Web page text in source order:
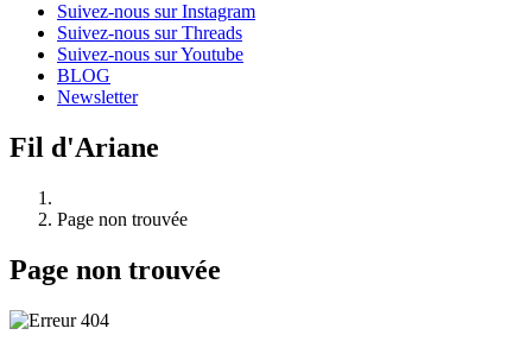
Suivez-nous sur Instagram
Suivez-nous sur Threads
Suivez-nous sur Youtube
BLOG
Newsletter
Fil d'Ariane
Page non trouvée
Page non trouvée